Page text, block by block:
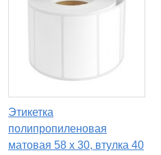
Этикетка
полипропиленовая
матовая 58 x 30, втулка 40